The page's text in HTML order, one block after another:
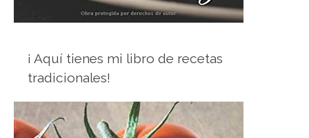
¡ Aquí tienes mi libro de recetas
tradicionales!